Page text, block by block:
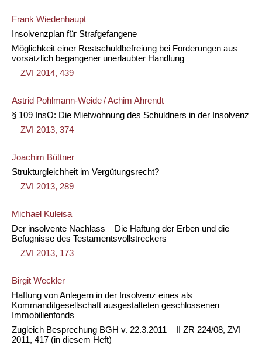
Frank Wiedenhaupt
Insolvenzplan für Strafgefangene
Möglichkeit einer Restschuldbefreiung bei Forderungen aus
vorsätzlich begangener unerlaubter Handlung
ZVI 2014, 439
Astrid Pohlmann-Weide/Achim Ahrendt
§ 109 InsO: Die Mietwohnung des Schuldners in der Insolvenz
ZVI 2013, 374
Joachim Büttner
Strukturgleichheit im Vergütungsrecht?
ZVI 2013, 289
Michael Kuleisa
Der insolvente Nachlass – Die Haftung der Erben und die
Befugnisse des Testamentsvollstreckers
ZVI 2013, 173
Birgit Weckler
Haftung von Anlegern in der Insolvenz eines als
Kommanditgesellschaft ausgestalteten geschlossenen
Immobilienfonds
Zugleich Besprechung BGH v. 22.3.2011 – II ZR 224/08, ZVI
2011, 417 (in diesem Heft)